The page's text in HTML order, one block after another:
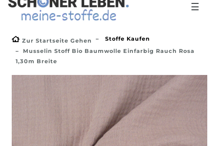
☰
Zur Startseite Gehen
Stoffe Kaufen
Musselin Stoff Bio Baumwolle Einfarbig Rauch Rosa
1,30m Breite